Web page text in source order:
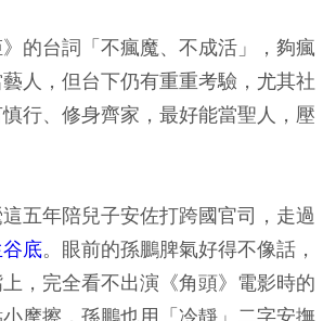
的台詞「不瘋魔、不成活」，夠瘋
人，但台下仍有重重考驗，尤其社
行、修身齊家，最好能當聖人，壓
五年陪兒子安佐打跨國官司，走過
谷底。眼前的孫鵬脾氣好得不像話，
上，完全看不出演《角頭》電影時的
摩擦，孫鵬也用「冷靜」二字安撫